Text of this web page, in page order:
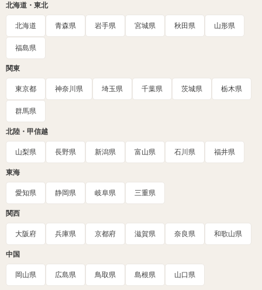
北海道・東北
北海道 青森県 岩手県 宮城県 秋田県 山形県
福島県
関東
東京都 神奈川県 埼玉県 千葉県 茨城県 栃木県
群馬県
北陸・甲信越
山梨県 長野県 新潟県 富山県 石川県 福井県
東海
愛知県 静岡県 岐阜県 三重県
関西
大阪府 兵庫県 京都府 滋賀県 奈良県 和歌山県
中国
岡山県 広島県 鳥取県 島根県 山口県